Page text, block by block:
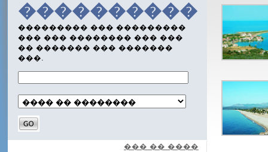
����������
��������� ��� ���������
��� ��� �������� ��� ���
�� ������� ��� �������
���.
��� �� ����